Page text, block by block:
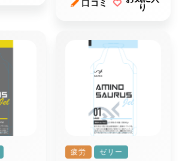
口コミ
り
疲労 ゼリー